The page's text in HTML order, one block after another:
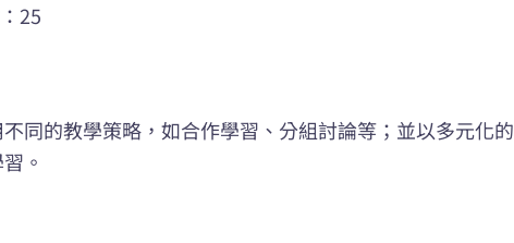
25
同的教學策略，如合作學習、分組討論等；並以多元化的
。